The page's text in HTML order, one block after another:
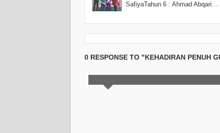
SafiyaTahun 6 : Ahmad Abqari…
0 RESPONSE TO "KEHADIRAN PENUH